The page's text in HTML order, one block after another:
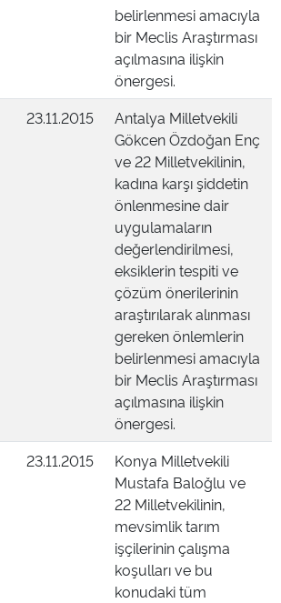
belirlenmesi amacıyla
bir Meclis Araştırması
açılmasına ilişkin
önergesi.
23.11.2015
Antalya Milletvekili
Gökcen Özdoğan Enç
ve 22 Milletvekilinin,
kadına karşı şiddetin
önlenmesine dair
uygulamaların
değerlendirilmesi,
eksiklerin tespiti ve
çözüm önerilerinin
araştırılarak alınması
gereken önlemlerin
belirlenmesi amacıyla
bir Meclis Araştırması
açılmasına ilişkin
önergesi.
23.11.2015
Konya Milletvekili
Mustafa Baloğlu ve
22 Milletvekilinin,
mevsimlik tarım
işçilerinin çalışma
koşulları ve bu
konudaki tüm